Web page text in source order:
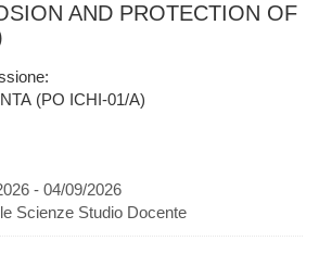
AND PROTECTION OF
(PO ICHI-01/A)
- 04/09/2026
Scienze Studio Docente